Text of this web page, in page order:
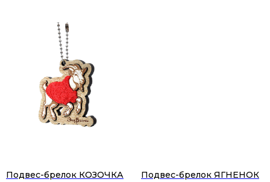
Подвес-брелок КОЗОЧКА Подвес-брелок ЯГНЕНОК